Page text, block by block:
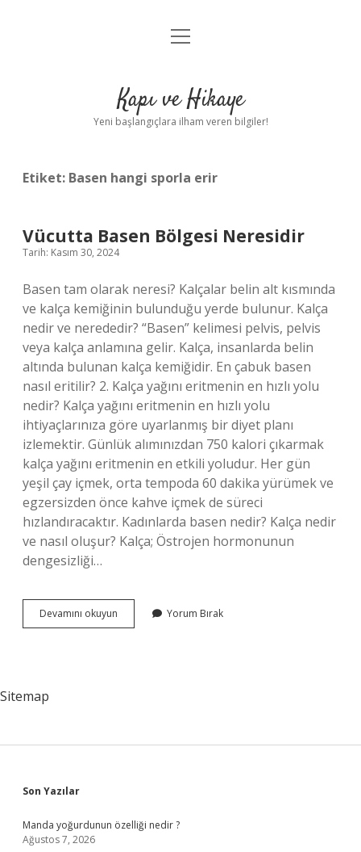
Anasayfa
Yasal Uyarı
menüyü
Kapı ve Hikaye
Yeni başlangıçlara ilham veren bilgiler!
Etiket: Basen hangi sporla erir
Vücutta Basen Bölgesi Neresidir
Tarih: Kasım 30, 2024
Basen tam olarak neresi? Kalçalar belin alt kısmında
ve kalça kemiğinin bulunduğu yerde bulunur. Kalça
nedir ve nerededir? “Basen” kelimesi pelvis, pelvis
veya kalça anlamına gelir. Kalça, insanlarda belin
altında bulunan kalça kemiğidir. En çabuk basen
nasıl eritilir? 2. Kalça yağını eritmenin en hızlı yolu
nedir? Kalça yağını eritmenin en hızlı yolu
ihtiyaçlarınıza göre uyarlanmış bir diyet planı
izlemektir. Günlük alımınızdan 750 kalori çıkarmak
kalça yağını eritmenin en etkili yoludur. Her gün
yeşil çay içmek, orta tempoda 60 dakika yürümek ve
egzersizden önce kahve içmek de süreci
hızlandıracaktır. Kadınlarda basen nedir? Kalça nedir
ve nasıl oluşur? Kalça; Östrojen hormonunun
dengesizliği…
Devamını okuyun
Basen
Yorum Bırak
Sitemap
Sidebar
Son Yazılar
Manda yoğurdunun özelliği nedir ?
Ağustos 7, 2026